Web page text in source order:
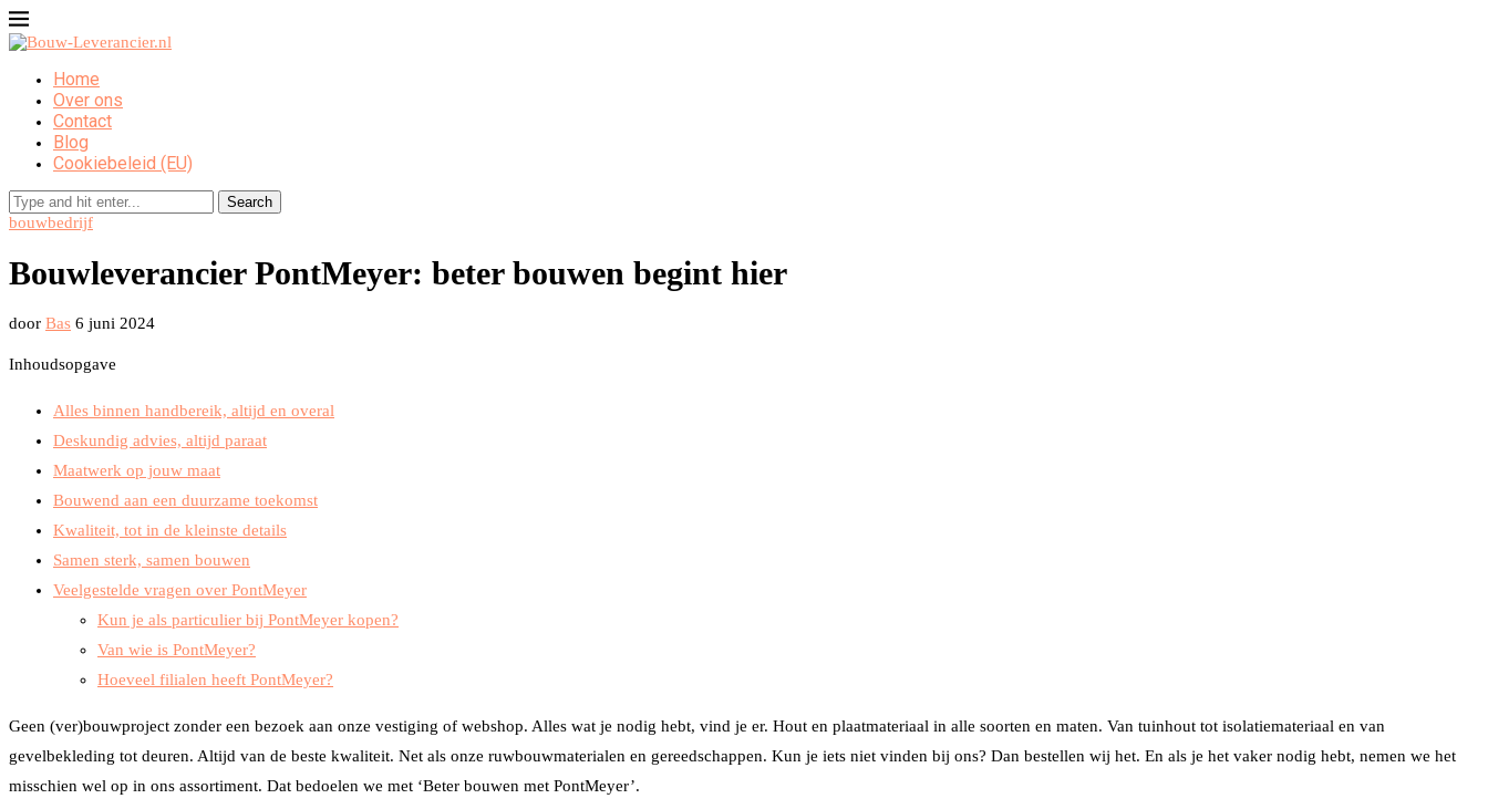
Home
Over ons
Contact
Blog
Cookiebeleid (EU)
Search
bouwbedrijf
Bouwleverancier PontMeyer: beter bouwen begint hier
door Bas 6 juni 2024
Inhoudsopgave
Alles binnen handbereik, altijd en overal
Deskundig advies, altijd paraat
Maatwerk op jouw maat
Bouwend aan een duurzame toekomst
Kwaliteit, tot in de kleinste details
Samen sterk, samen bouwen
Veelgestelde vragen over PontMeyer
Kun je als particulier bij PontMeyer kopen?
Van wie is PontMeyer?
Hoeveel filialen heeft PontMeyer?
Geen (ver)bouwproject zonder een bezoek aan onze vestiging of webshop. Alles wat je nodig hebt, vind je er. Hout en plaatmateriaal in alle soorten en maten. Van tuinhout tot isolatiemateriaal en van
gevelbekleding tot deuren. Altijd van de beste kwaliteit. Net als onze ruwbouwmaterialen en gereedschappen. Kun je iets niet vinden bij ons? Dan bestellen wij het. En als je het vaker nodig hebt, nemen we het
misschien wel op in ons assortiment. Dat bedoelen we met ‘Beter bouwen met PontMeyer’.